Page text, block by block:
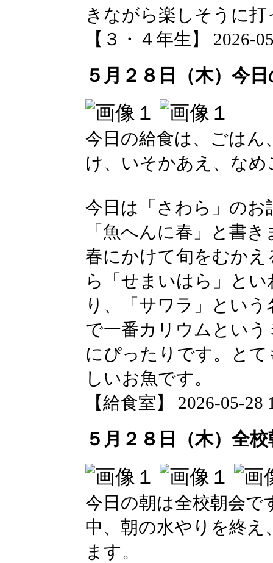
きながら楽しそうに
【３・４年生】 2026-
５月２８日（木）今
今日の給食は、ごはん
け、いそかあえ、な
今日は「さわら」の
「魚へんに春」と書
春にかけて旬をむか
ら「せまいはら」と
り、「サワラ」とい
で一番カリウムとい
にぴったりです。と
しいお魚です。
【給食室】 2026-05-28
５月２８日（木）全
今日の朝は全校朝会で
中、朝の水やりを終
ます。